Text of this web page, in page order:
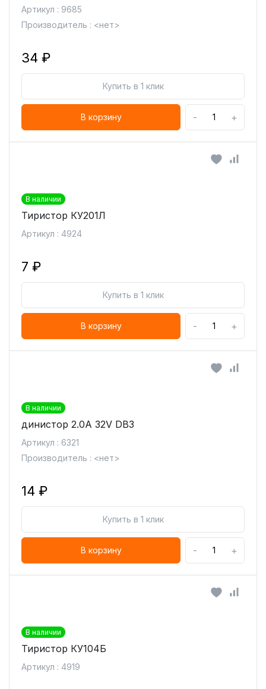
Артикул : 9685
Производитель : <нет>
34 ₽
Купить в 1 клик
В корзину - +
В наличии
Тиристор КУ201Л
Артикул : 4924
7 ₽
Купить в 1 клик
В корзину - +
В наличии
динистор 2.0A 32V DB3
Артикул : 6321
Производитель : <нет>
14 ₽
Купить в 1 клик
В корзину - +
В наличии
Тиристор КУ104Б
Артикул : 4919